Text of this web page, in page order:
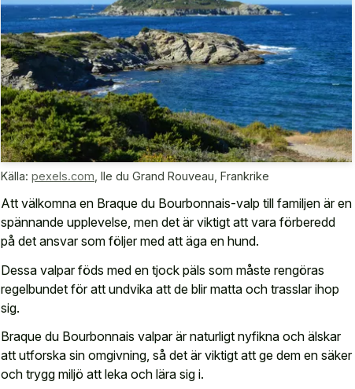
Källa: pexels.com Ile du Grand Rouveau, Frankrike
Att välkomna en Braque du Bourbonnais-valp till familjen är en
spännande upplevelse, men det är viktigt att vara förberedd
på det ansvar som följer med att äga en hund.
Dessa valpar föds med en tjock päls som måste rengöras
regelbundet för att undvika att de blir matta och trasslar ihop
sig.
Braque du Bourbonnais valpar är naturligt nyfikna och älskar
att utforska sin omgivning, så det är viktigt att ge dem en säker
och trygg miljö att leka och lära sig i.